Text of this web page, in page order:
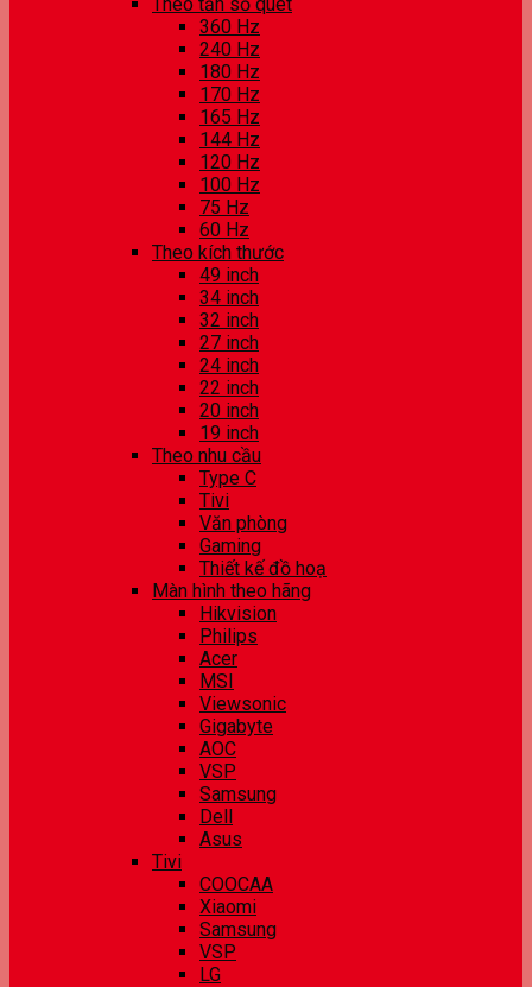
360 Hz
240 Hz
180 Hz
170 Hz
165 Hz
144 Hz
120 Hz
100 Hz
75 Hz
60 Hz
Theo kích thước
49 inch
34 inch
32 inch
27 inch
24 inch
22 inch
20 inch
19 inch
Theo nhu cầu
Type C
Tivi
Văn phòng
Gaming
Thiết kế đồ hoạ
Màn hình theo hãng
Hikvision
Philips
Acer
MSI
Viewsonic
Gigabyte
AOC
VSP
Samsung
Dell
Asus
Tivi
COOCAA
Xiaomi
Samsung
VSP
LG